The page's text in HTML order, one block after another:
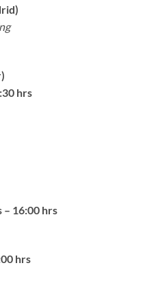
hrs
– 16:00 hrs
hrs